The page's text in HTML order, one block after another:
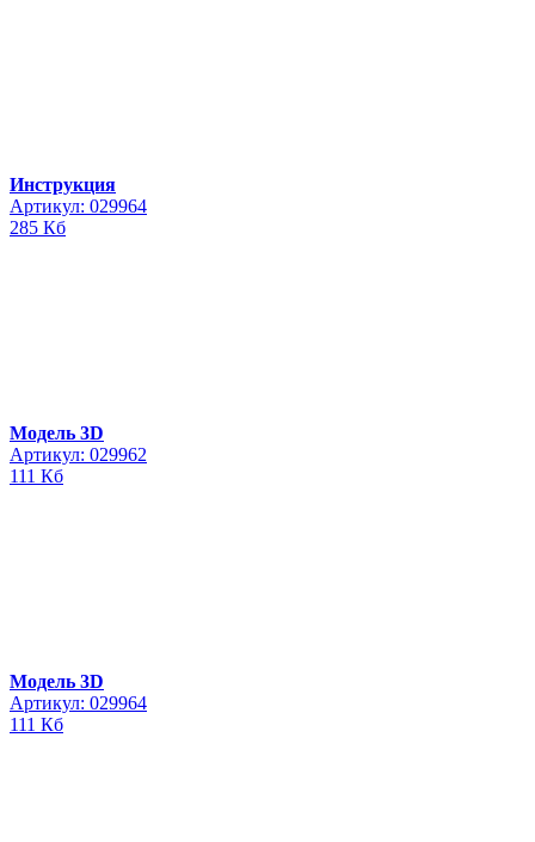
Инструкция
Артикул: 029964
285 Кб
Модель 3D
Артикул: 029962
111 Кб
Модель 3D
Артикул: 029964
111 Кб